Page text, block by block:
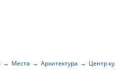
Места Архитектура Центр